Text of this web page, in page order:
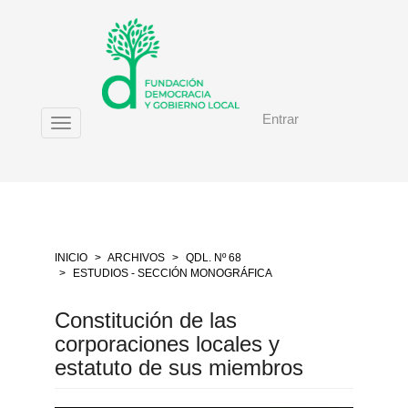
Navegación
Entrar
Toggle
INICIO ARCHIVOS
QDL. Nº 68
ESTUDIOS - SECCIÓN MONOGRÁFICA
Constitución de las
corporaciones locales y
estatuto de sus miembros